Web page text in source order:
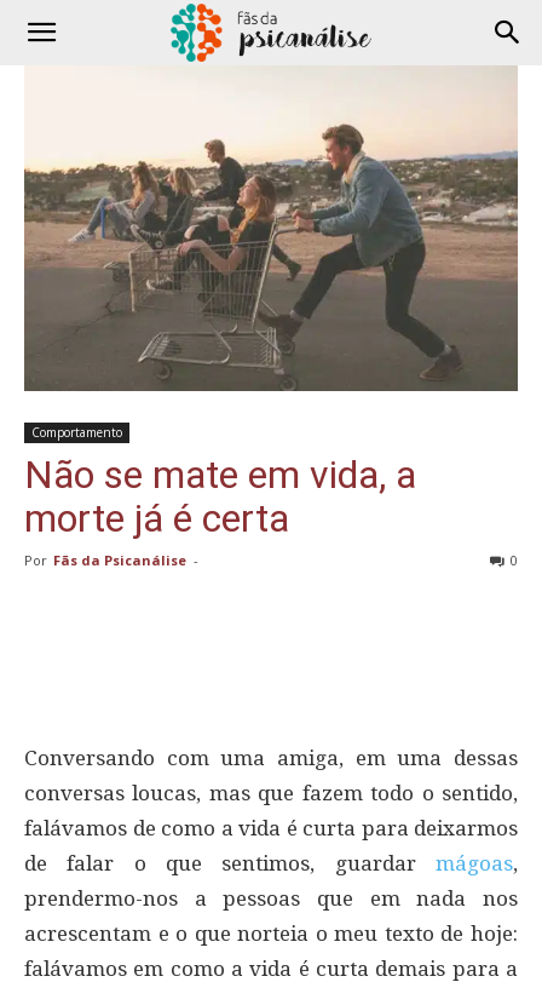
Comportamento
Não se mate em vida, a
morte já é certa
Por Fãs da Psicanálise - 0
Conversando com uma amiga, em uma dessas
conversas loucas, mas que fazem todo o sentido,
falávamos de como a vida é curta para deixarmos
de falar o que sentimos, guardar mágoas,
prendermo-nos a pessoas que em nada nos
acrescentam e o que norteia o meu texto de hoje:
falávamos em como a vida é curta demais para a